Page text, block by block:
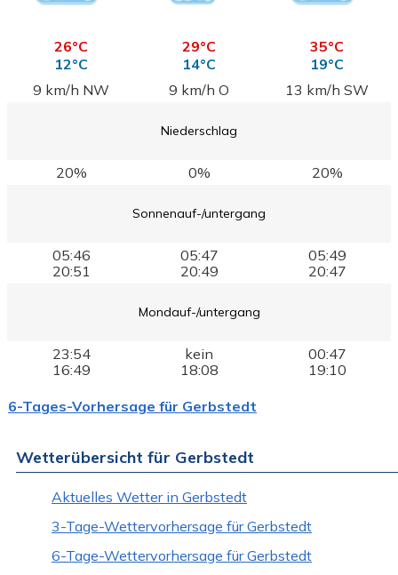
26°C
12°C
29°C
14°C
35°C
19°C
9 km/h NW
9 km/h O 13 km/h SW
Niederschlag
20% 0% 20%
Sonnenauf-/untergang
05:46
20:51
05:47
20:49
05:49
20:47
Mondauf-/untergang
23:54
16:49
kein
18:08
00:47
19:10
6-Tages-Vorhersage für Gerbstedt
Wetterübersicht für Gerbstedt
Aktuelles Wetter in Gerbstedt
3-Tage-Wettervorhersage für Gerbstedt
6-Tage-Wettervorhersage für Gerbstedt